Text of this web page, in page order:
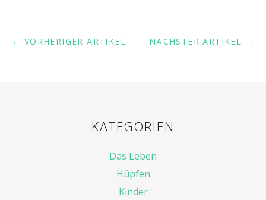
NÄCHSTER ARTIKEL →
← VORHERIGER ARTIKEL
KATEGORIEN
Das Leben
Hüpfen
Kinder